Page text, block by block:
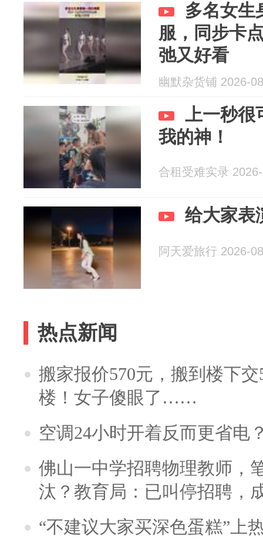
多名女生
服，同步卡
弛又好看
幽默杂货铺 2026-
上一秒很
我的神！
合租受难实录
给大家表
阿天爱旅行 2026-
热点新闻
搬家报价570元，搬到楼下
楼！女子傻眼了……
空调24小时开着反而更省电
佛山一中学招聘物理教师，
汰？教育局：已叫停招聘，
“不建议大家买深色蛋糕”上